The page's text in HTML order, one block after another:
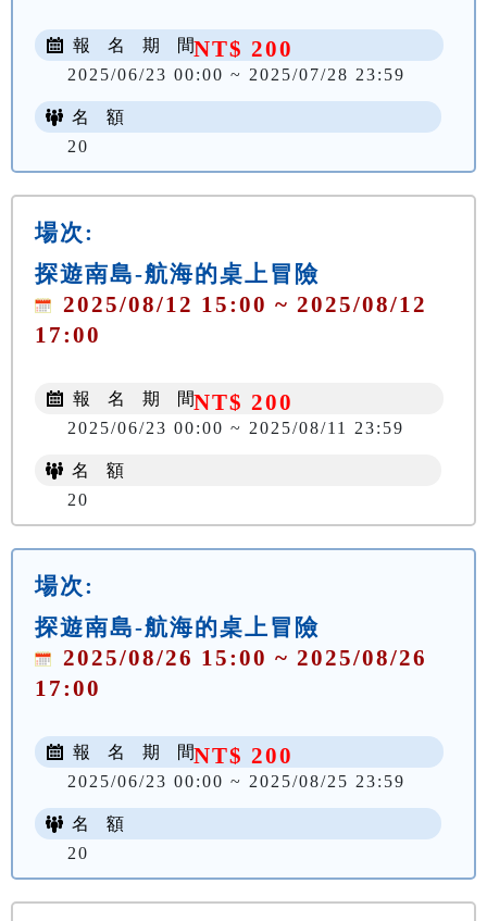
NT$ 200
報 名 期 間
2025/06/23 00:00 ~ 2025/07/28 23:59
名 額
20
場次:
探遊南島-航海的桌上冒險
2025/08/12 15:00 ~ 2025/08/12
17:00
NT$ 200
報 名 期 間
2025/06/23 00:00 ~ 2025/08/11 23:59
名 額
20
場次:
探遊南島-航海的桌上冒險
2025/08/26 15:00 ~ 2025/08/26
17:00
NT$ 200
報 名 期 間
2025/06/23 00:00 ~ 2025/08/25 23:59
名 額
20